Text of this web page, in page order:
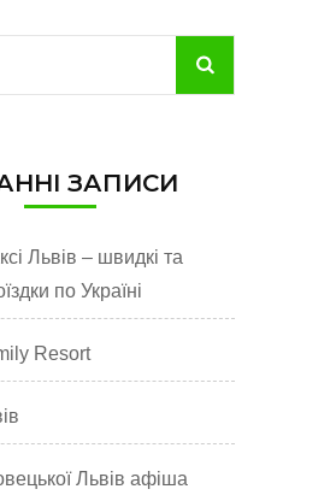
ЗАПИСИ
Львів – швидкі та
по Україні
Resort
Львів афіша